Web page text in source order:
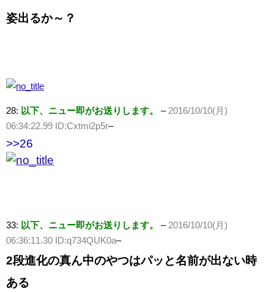
姿出るか～？
28: 以下、ニュー即がお送りします。 –2016/10/10(月)
06:34:22.99 ID:Cxtmi2p5r–
>>26
33: 以下、ニュー即がお送りします。 –2016/10/10(月)
06:36:11.30 ID:q734QUK0a–
2段進化の真ん中のやつはパッと名前が出ない時
ある